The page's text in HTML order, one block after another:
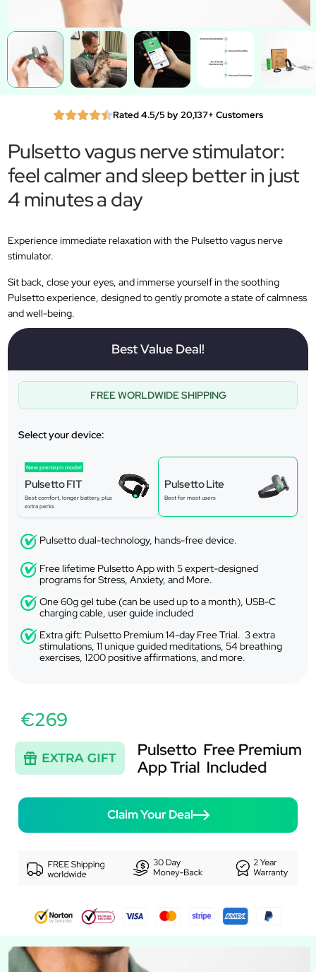
Rated 4.5/5 by 20,137+ Customers
Pulsetto vagus nerve stimulator:
feel calmer and sleep better in just
4 minutes a day
Experience immediate relaxation with the Pulsetto vagus nerve
stimulator.
Sit back, close your eyes, and immerse yourself in the soothing
Pulsetto experience, designed to gently promote a state of calmness
and well-being.
Best Value Deal!
FREE WORLDWIDE SHIPPING
Select your device:
New premium model
Pulsetto FIT
Best comfort, longer battery, plus
extra perks
Pulsetto Lite
Best for most users
Pulsetto dual-technology, hands-free device.
Free lifetime Pulsetto App with 5 expert-designed
programs for Stress, Anxiety, and More.
One 60g gel tube (can be used up to a month), USB-C
charging cable, user guide included
Extra gift: Pulsetto Premium 14-day Free Trial. 3 extra
stimulations, 11 unique guided meditations, 54 breathing
exercises, 1200 positive affirmations, and more.
€269
Claim Your Deal